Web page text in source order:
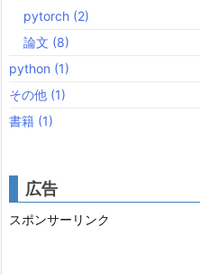
pytorch (2)
論文 (8)
python (1)
その他 (1)
書籍 (1)
広告
スポンサーリンク